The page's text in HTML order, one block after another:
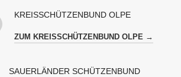
KREISSCHÜTZENBUND OLPE
ZUM KREISSCHÜTZENBUND OLPE →
SAUERLÄNDER SCHÜTZENBUND